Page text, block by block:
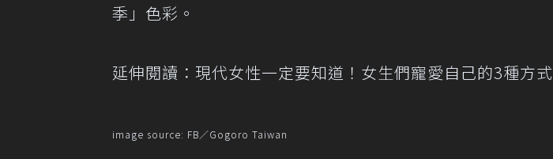
季」色彩。
延伸閱讀： 現代女性一定要知道！女生們寵愛自己的3種方式
image source: FB／Gogoro Taiwan